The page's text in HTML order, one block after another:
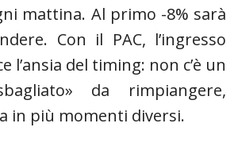
mattina. Al primo -8% sarà
Con il PAC, l’ingresso
l’ansia del timing: non c’è un
da rimpiangere,
in più momenti diversi.